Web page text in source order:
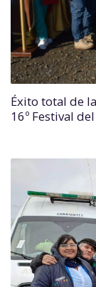
Éxito total de
16º Festival